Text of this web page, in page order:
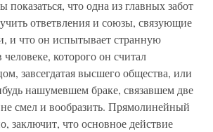
показаться, что одна из главных забот
ответвления и союзы, связующие
и что он испытывает странную
человеке, которого он считал
завсегдатая высшего общества, или
нашумевшем браке, связавшем две
смел и вообразить. Прямолинейный
заключит, что основное действие